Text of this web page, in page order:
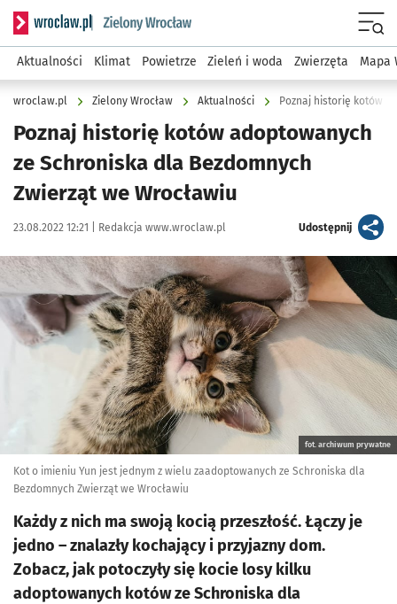
Serwis informacyjny wroclaw.pl podserwis: Środowisko we
Aktualności Klimat Powietrze Zieleń i woda Zwierzęta Mapa
wroclaw.pl Zielony Wrocław Aktualności
Poznaj historię kotów adoptowanych
ze Schroniska dla Bezdomnych
Zwierząt we Wrocławiu
Data publikacji:
23.08.2022 12:21 | Autor:
Redakcja www.wroclaw.pl Udostępnijartykuł
Kliknij, aby powiększyć
fot. archiwum prywatne
Kot o imieniu Yun jest jednym z wielu zaadoptowanych ze Schroniska dla
Bezdomnych Zwierząt we Wrocławiu
Każdy z nich ma swoją kocią przeszłość. Łączy je
jedno – znalazły kochający i przyjazny dom.
Zobacz, jak potoczyły się kocie losy kilku
adoptowanych kotów ze Schroniska dla